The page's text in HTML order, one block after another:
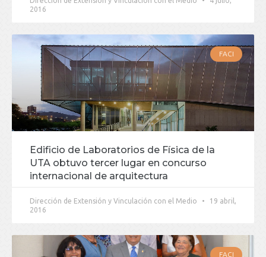
2016
FACI
Edificio de Laboratorios de Física de la
UTA obtuvo tercer lugar en concurso
internacional de arquitectura
Dirección de Extensión y Vinculación con el Medio
19 abril,
2016
FACI